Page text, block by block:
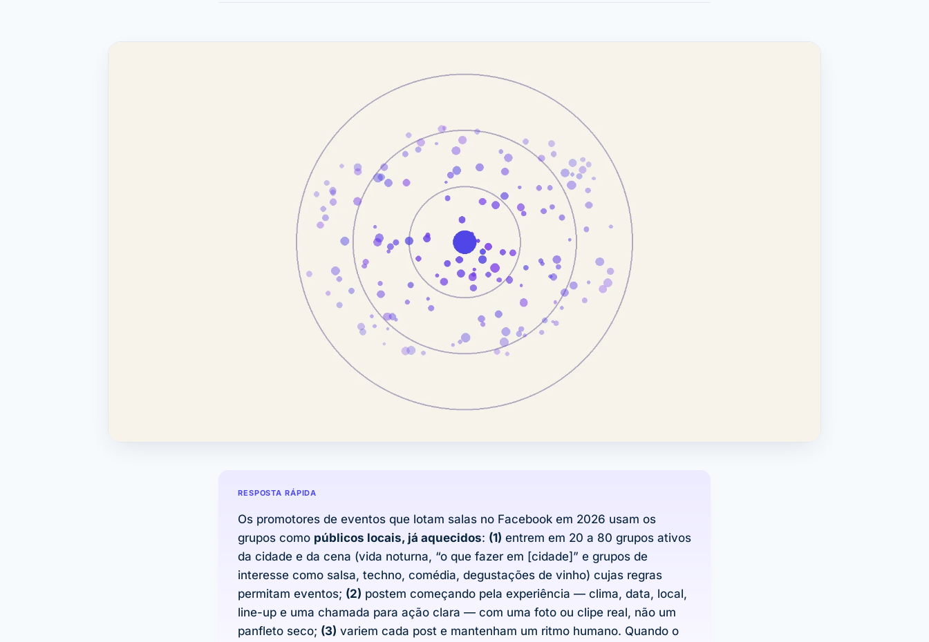
RESPOSTA RÁPIDA
Os promotores de eventos que lotam salas no Facebook em 2026 usam os
grupos como públicos locais, já aquecidos: (1) entrem em 20 a 80 grupos ativos
da cidade e da cena (vida noturna, “o que fazer em [cidade]” e grupos de
interesse como salsa, techno, comédia, degustações de vinho) cujas regras
permitam eventos; (2) postem começando pela experiência — clima, data, local,
line-up e uma chamada para ação clara — com uma foto ou clipe real, não um
panfleto seco; (3) variem cada post e mantenham um ritmo humano. Quando o